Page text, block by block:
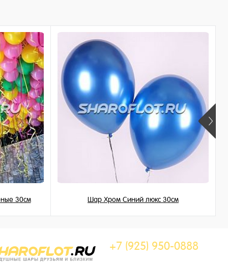
30см Шар Хром Синий люкс 30см
+7 (925) 950-0888